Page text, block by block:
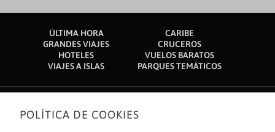
ÚLTIMA HORA
CARIBE
GRANDES VIAJES
CRUCEROS
HOTELES
VUELOS BARATOS
VIAJES A ISLAS
PARQUES TEMÁTICOS
Sobre nosotros
POLÍTICA DE COOKIES